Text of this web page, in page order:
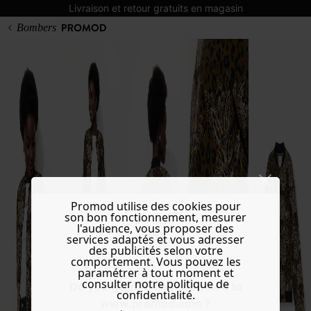
Livraison et retour gratuits en magasin
Do you want to be redirected to
www.promod.com ?
Bombers
Promod utilise des cookies pour
son bon fonctionnement, mesurer
l'audience, vous proposer des
services adaptés et vous adresser
des publicités selon votre
comportement. Vous pouvez les
paramétrer à tout moment et
consulter notre politique de
confidentialité.